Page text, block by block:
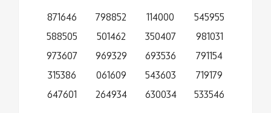
871646
588505
973607
315386
647601
798852
501462
969329
061609
264934
114000
350407
693536
543603
630034
545955
981031
791154
719179
533546